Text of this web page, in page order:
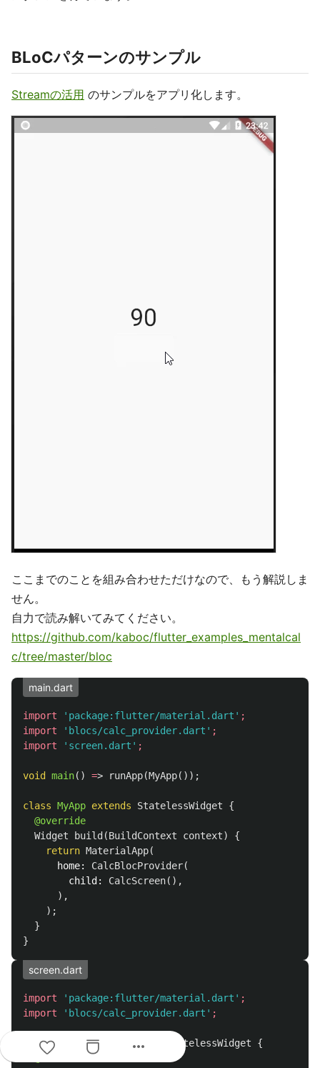
BLoCパターンのサンプル
Streamの活用 のサンプルをアプリ化します。
ここまでのことを組み合わせただけなので、もう解説しま
せん。
自力で読み解いてみてください。
https://github.com/kaboc/flutter_examples_mentalcal
c/tree/master/bloc
main.dart
import 'package:flutter/material.dart' ;
import
'blocs/calc_provider.dart' ;
import
'screen.dart' ;
void main() => runApp(MyApp());
class MyApp extends StatelessWidget
{
@override
Widget
build (BuildContext context)
{
return MaterialApp(
home:
CalcBlocProvider(
child:
CalcScreen(),
),
);
}
}
screen.dart
import 'package:flutter/material.dart' ;
import
'blocs/calc_provider.dart' ;
class CalcScreen extends StatelessWidget
{
@override
more_horiz